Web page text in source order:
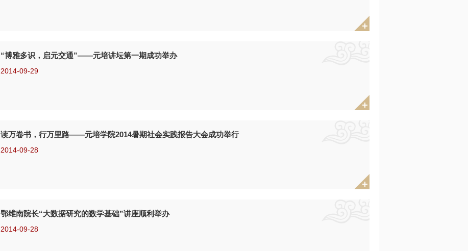
“博雅多识，启元交通”——元培讲坛第一期成功举办
2014-09-29
读万卷书，行万里路——元培学院2014暑期社会实践报告大会成功举行
2014-09-28
鄂维南院长“大数据研究的数学基础”讲座顺利举办
2014-09-28